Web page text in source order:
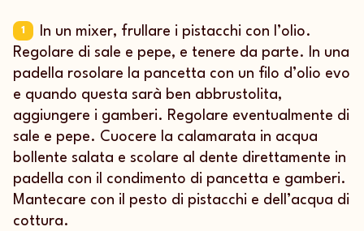
1
In un mixer, frullare i pistacchi con l’olio.
Regolare di sale e pepe, e tenere da parte. In una
padella rosolare la pancetta con un filo d’olio evo
e quando questa sarà ben abbrustolita,
aggiungere i gamberi. Regolare eventualmente di
sale e pepe. Cuocere la calamarata in acqua
bollente salata e scolare al dente direttamente in
padella con il condimento di pancetta e gamberi.
Mantecare con il pesto di pistacchi e dell’acqua di
cottura.